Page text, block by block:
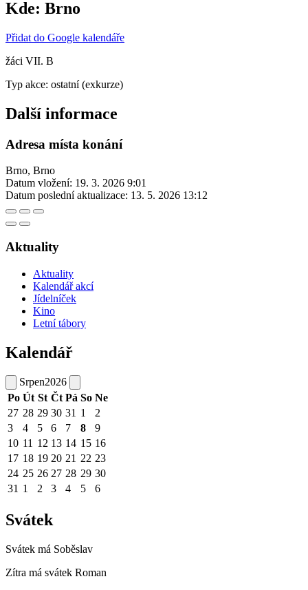
Kde: Brno
Přidat do Google kalendáře
žáci VII. B
Typ akce: ostatní (exkurze)
Další informace
Adresa místa konání
Brno, Brno
Datum vložení: 19. 3. 2026 9:01
Datum poslední aktualizace: 13. 5. 2026 13:12
Aktuality
Aktuality
Kalendář akcí
Jídelníček
Kino
Letní tábory
Kalendář
Srpen2026
Po Út St Čt Pá So Ne
27 28 29 30 31 1
2
3
4 5 6 7 8
9
10 11 12 13 14 15 16
17 18 19 20 21 22 23
24 25 26 27 28 29 30
31 1 2 3 4 5 6
Svátek
Svátek má Soběslav
Zítra má svátek Roman